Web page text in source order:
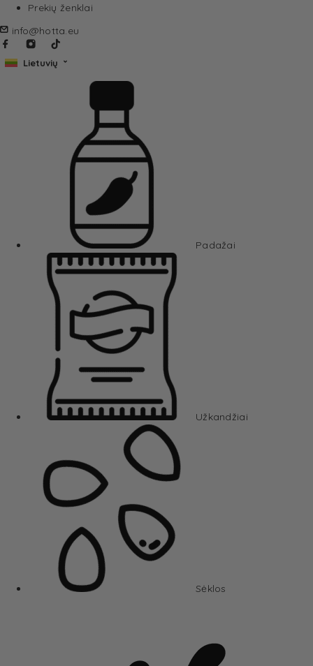
Prekių ženklai
info@hotta.eu
Lietuvių
Padažai
Užkandžiai
Sėklos